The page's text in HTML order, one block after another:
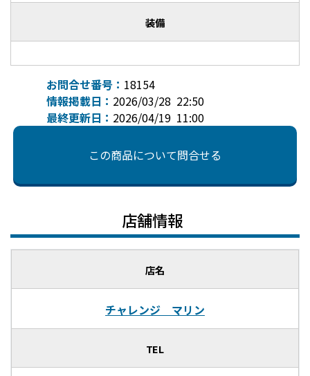
装備
お問合せ番号： 18154
情報掲載日： 2026/03/28 22:50
最終更新日： 2026/04/19 11:00
この商品について問合せる
店舗情報
店名
チャレンジ マリン
TEL